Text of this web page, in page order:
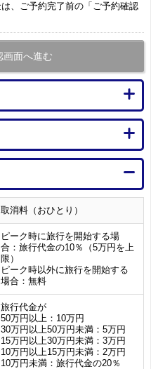
、ご予約完了前の「ご予約確認
画面へ進む
取消料（おひとり）
ピーク時に旅行を開始する場
合：旅行代金の10％（5万円を上
限）
ピーク時以外に旅行を開始する
場合：無料
旅行代金が
50万円以上：10万円
30万円以上50万円未満：5万円
15万円以上30万円未満：3万円
10万円以上15万円未満：2万円
10万円未満：旅行代金の20％